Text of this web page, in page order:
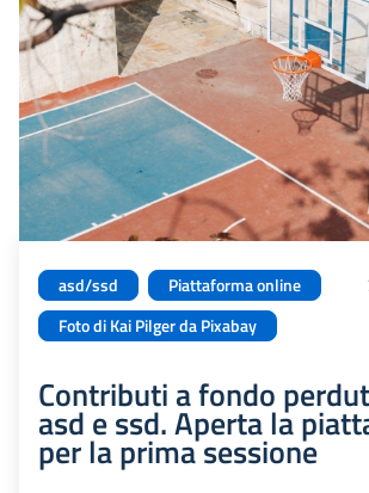
asd/ssd
Piattaforma online
Foto di Kai Pilger da Pixabay
Contributi a fondo
asd e ssd. Aperta la
per la prima sessione